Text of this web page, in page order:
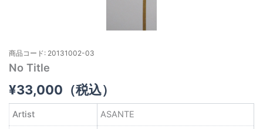
商品コード: 20131002-03
No Title
¥33,000 （税込）
Artist ASANTE